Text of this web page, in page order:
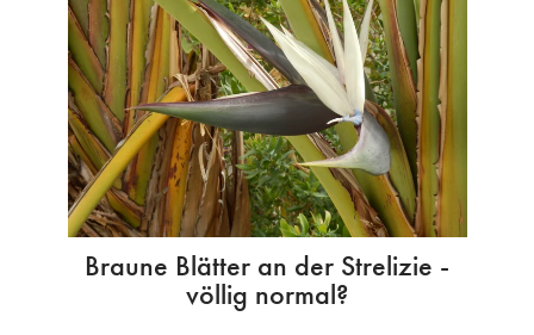
Braune Blätter an der Strelizie -
völlig normal?